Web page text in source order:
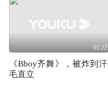
01:22
《Bboy齐舞》，被炸到汗
毛直立